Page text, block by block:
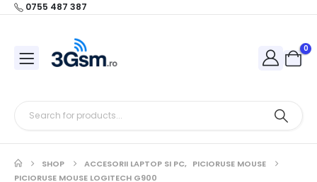
0755 487 387
0
SHOP ACCESORII LAPTOP SI PC, PICIORUSE MOUSE
PICIORUSE MOUSE LOGITECH G900